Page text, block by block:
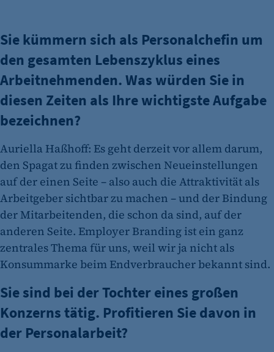
Sie kümmern sich als Personalchefin um
den gesamten Lebenszyklus eines
Arbeitnehmenden. Was würden Sie in
diesen Zeiten als Ihre wichtigste Aufgabe
bezeichnen?
Auriella Haßhoff: Es geht derzeit vor allem darum,
den Spagat zu finden zwischen Neueinstellungen
auf der einen Seite – also auch die Attraktivität als
Arbeitgeber sichtbar zu machen – und der Bindung
der Mitarbeitenden, die schon da sind, auf der
anderen Seite. Employer Branding ist ein ganz
zentrales Thema für uns, weil wir ja nicht als
Konsummarke beim Endverbraucher bekannt sind.
Sie sind bei der Tochter eines großen
Konzerns tätig. Profitieren Sie davon in
der Personalarbeit?